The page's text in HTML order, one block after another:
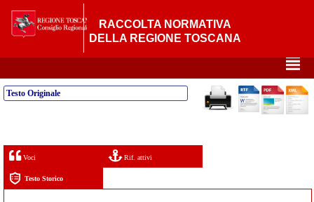
RACCOLTA NORMATIVA
DELLA REGIONE TOSCANA
²
Testo Originale
Voci Rif. attivi
Testo Storico